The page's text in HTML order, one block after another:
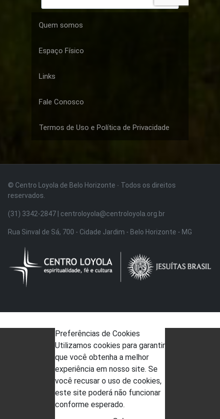
Quem somos
Espaço Físico
Links
Fale Conosco
Termos de Uso e Política de Privacidade
© Centro Loyola de Belo Horizonte · Todos os direitos
reservados.
(31) 3342-2847 | centroloyola@centroloyola.org.br
Rua Sinval de Sá, 700 - Cidade Jardim - Belo Horizonte - MG
Preferências de Cookies
Utilizamos cookies para garantir
que você obtenha a melhor
experiência em nosso site. Se
você recusar o uso de cookies,
este site poderá não funcionar
conforme esperado.